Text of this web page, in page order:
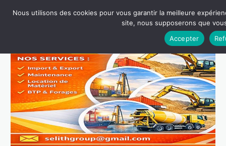
Nous utilisons des cookies pour vous garantir la meilleure
site, nous supposerons que
Accepter